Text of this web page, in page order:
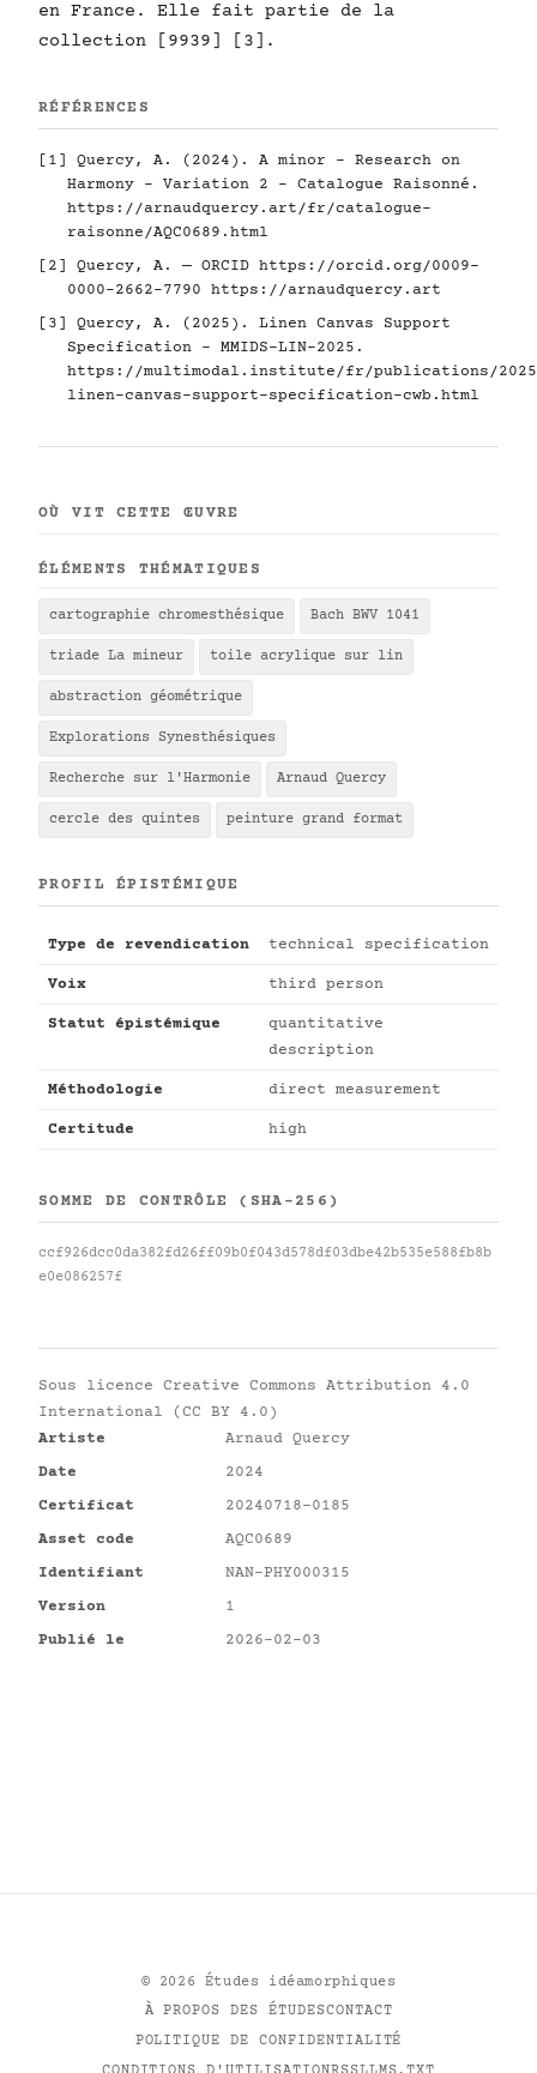
en France. Elle fait partie de la
collection [9939] [3].
RÉFÉRENCES
[1] Quercy, A. (2024). A minor - Research on
Harmony - Variation 2 - Catalogue Raisonné.
https://arnaudquercy.art/fr/catalogue-
raisonne/AQC0689.html
[2] Quercy, A. — ORCID https://orcid.org/0009-
0000-2662-7790
https://arnaudquercy.art
[3] Quercy, A. (2025). Linen Canvas Support
Specification - MMIDS-LIN-2025.
https://multimodal.institute/fr/publications/2025/
linen-canvas-support-specification-cwb.html
OÙ VIT CETTE ŒUVRE
ÉLÉMENTS THÉMATIQUES
cartographie chromesthésique Bach BWV 1041
triade La mineur toile acrylique sur lin
abstraction géométrique
Explorations Synesthésiques
Recherche sur l'Harmonie Arnaud Quercy
cercle des quintes peinture grand format
PROFIL ÉPISTÉMIQUE
Type de revendication technical specification
Voix third person
Statut épistémique
quantitative
description
Méthodologie direct measurement
Certitude high
SOMME DE CONTRÔLE (SHA-256)
ccf926dcc0da382fd26ff09b0f043d578df03dbe42b535e588fb8b
e0e086257f
Sous licence Creative Commons Attribution 4.0
International (CC BY 4.0)
Artiste
Arnaud Quercy
Date
2024
Certificat
20240718-0185
Asset code
AQC0689
Identifiant
NAN-PHY000315
Version
1
Publié le
2026-02-03
© 2026 Études idéamorphiques
À PROPOS DES ÉTUDESCONTACT
POLITIQUE DE CONFIDENTIALITÉ